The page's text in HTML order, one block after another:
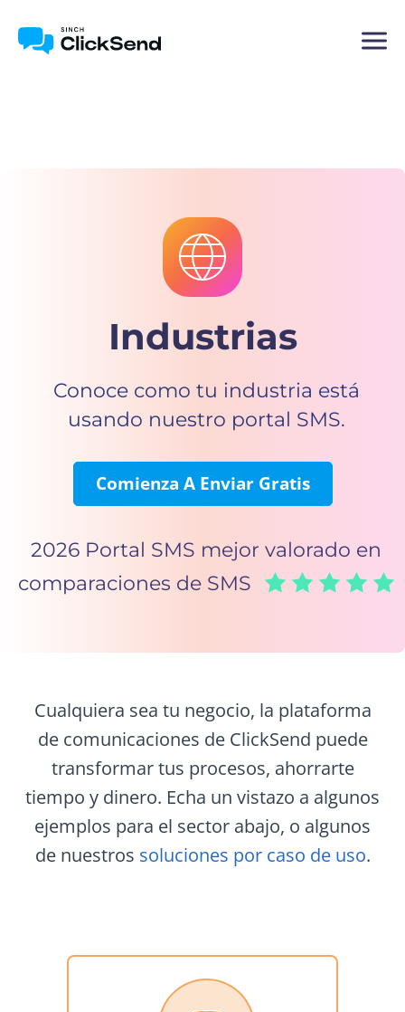
Industrias
Conoce como tu industria está
usando nuestro portal SMS.
Comienza A Enviar Gratis
2026 Portal SMS mejor valorado en
comparaciones de SMS
Cualquiera sea tu negocio, la plataforma
de comunicaciones de ClickSend puede
transformar tus procesos, ahorrarte
tiempo y dinero. Echa un vistazo a algunos
ejemplos para el sector abajo, o algunos
de nuestros soluciones por caso de uso.